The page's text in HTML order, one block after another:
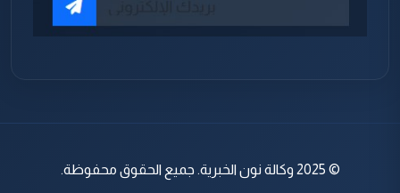
© 2025 وكالة نون الخبرية. جميع الحقوق محفوظة.